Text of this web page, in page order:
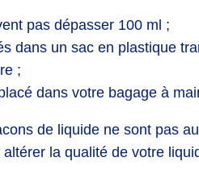
pas dépasser 100 ml ;
dans un sac en plastique
;
dans votre bagage à
de liquide ne sont pas
la qualité de votre